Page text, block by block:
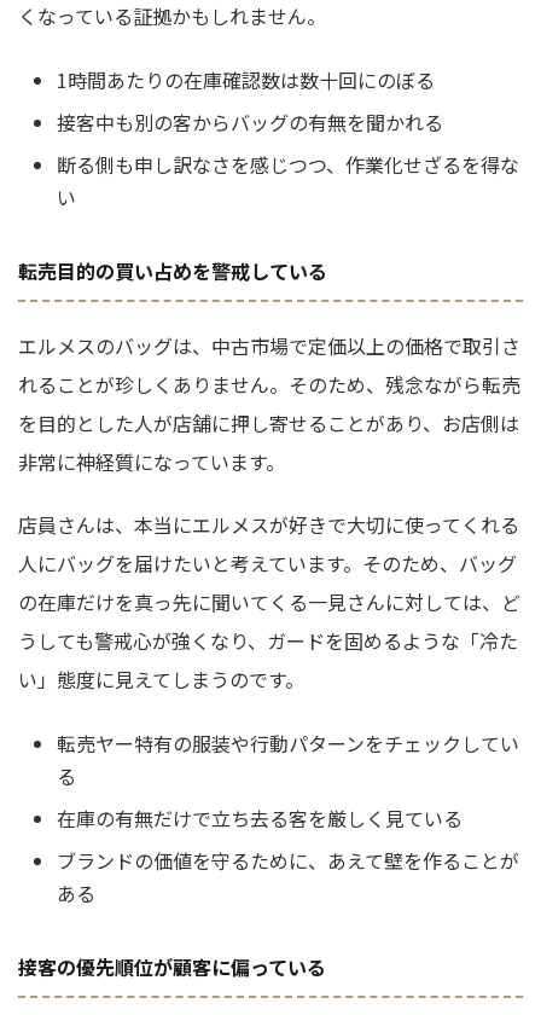
くなっている証拠かもしれません。
1時間あたりの在庫確認数は数十回にのぼる
接客中も別の客からバッグの有無を聞かれる
断る側も申し訳なさを感じつつ、作業化せざるを得な
い
転売目的の買い占めを警戒している
エルメスのバッグは、中古市場で定価以上の価格で取引さ
れることが珍しくありません。そのため、残念ながら転売
を目的とした人が店舗に押し寄せることがあり、お店側は
非常に神経質になっています。
店員さんは、本当にエルメスが好きで大切に使ってくれる
人にバッグを届けたいと考えています。そのため、バッグ
の在庫だけを真っ先に聞いてくる一見さんに対しては、ど
うしても警戒心が強くなり、ガードを固めるような「冷た
い」態度に見えてしまうのです。
転売ヤー特有の服装や行動パターンをチェックしてい
る
在庫の有無だけで立ち去る客を厳しく見ている
ブランドの価値を守るために、あえて壁を作ることが
ある
接客の優先順位が顧客に偏っている